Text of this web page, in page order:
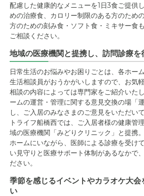
配慮した健康的なメニューを1日3食ご提供
めの治療食、カロリー制限のある方のため
方のための刻み食・ソフト食・ミキサー食
ご相談ください。
地域の医療機関と提携し、訪問診療を
日常生活のお悩みやお困りごとは、各ホー
生活相談員がおうかがいしますので、お気
相談の内容によっては専門家をご紹介いた
ームの運営・管理に関する意見交換の場「
し、ご入居のみなさまのご意見をいただい
トライフ船橋西では、ご入居者様の健康管
域の医療機関「みどりクリニック」と提携
ホームにいながら、医師による診療を受け
い見守りと医療サポート体制があるなかで
ださい。
季節を感じるイベントやカラオケ大会
い